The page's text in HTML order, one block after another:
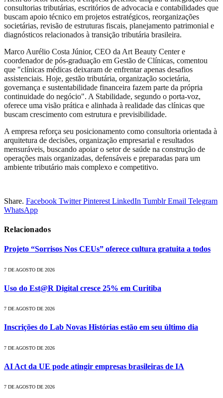
consultorias tributárias, escritórios de advocacia e contabilidades que
buscam apoio técnico em projetos estratégicos, reorganizações
societárias, revisão de estruturas fiscais, planejamento patrimonial e
diagnósticos relacionados à transição tributária brasileira.
Marco Aurélio Costa Júnior, CEO da Art Beauty Center e
coordenador de pós-graduação em Gestão de Clínicas, comentou
que "clínicas médicas deixaram de enfrentar apenas desafios
assistenciais. Hoje, gestão tributária, organização societária,
governança e sustentabilidade financeira fazem parte da própria
continuidade do negócio". A Stabilidade, segundo o porta‑voz,
oferece uma visão prática e alinhada à realidade das clínicas que
buscam crescimento com estrutura e previsibilidade.
A empresa reforça seu posicionamento como consultoria orientada à
arquitetura de decisões, organização empresarial e resultados
mensuráveis, buscando apoiar o setor de saúde na construção de
operações mais organizadas, defensáveis e preparadas para um
ambiente tributário mais complexo e competitivo.
Share. Facebook Twitter Pinterest LinkedIn Tumblr Email Telegram
WhatsApp
Relacionados
Projeto “Sorrisos Nos CEUs” oferece cultura gratuita a todos
7 DE AGOSTO DE 2026
Uso do Est@R Digital cresce 25% em Curitiba
7 DE AGOSTO DE 2026
Inscrições do Lab Novas Histórias estão em seu último dia
7 DE AGOSTO DE 2026
AI Act da UE pode atingir empresas brasileiras de IA
7 DE AGOSTO DE 2026